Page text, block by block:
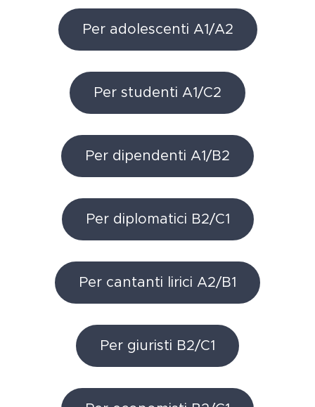
Per adolescenti A1/A2
Per studenti A1/C2
Per dipendenti A1/B2
Per diplomatici B2/C1
Per cantanti lirici A2/B1
Per giuristi B2/C1